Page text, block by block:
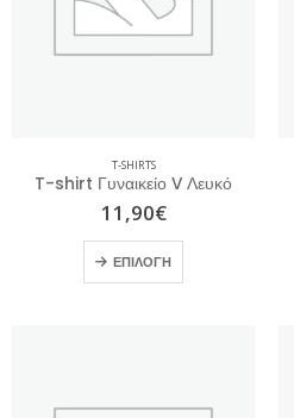
T-SHIRTS
T-shirt Γυναικείο V Λευκό
11,90€
ΕΠΙΛΟΓΉ